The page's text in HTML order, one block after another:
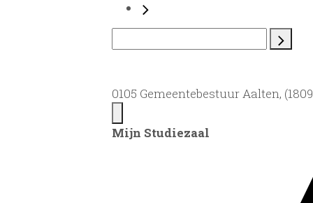
0105 Gemeentebestuur Aalten,
Mijn Studiezaal